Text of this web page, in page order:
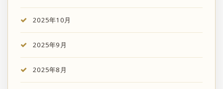
2025年10月
2025年9月
2025年8月